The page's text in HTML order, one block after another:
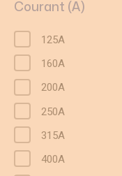
Courant (A)
125A
160A
200A
250A
315A
400A